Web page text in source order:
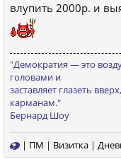
влупить 2000р. и
"Демократия — это
голoвами и
заставляeт глазeть
каpманам."
Бернард Шоу
| ПМ | Визитка |